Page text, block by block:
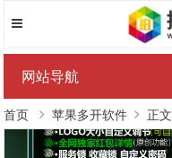
网站导航
首页 苹果多开软件 正文